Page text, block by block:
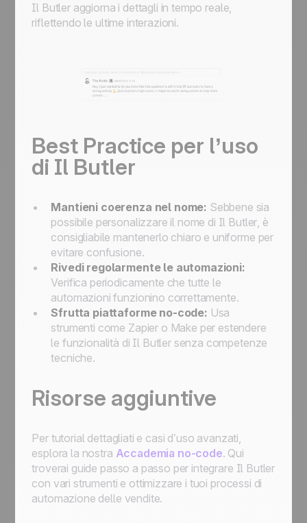
Il Butleraggiorna i dettagli in tempo reale,
riflettendo le ultime interazioni.
Best Practice per l’uso
di Il Butler
Mantieni coerenza nel nome: Sebbene sia
possibile personalizzare il nome di Il Butler, è
consigliabile mantenerlo chiaro e uniforme per
evitare confusione.
Rivedi regolarmente le automazioni:
Verifica periodicamente che tutte le
automazioni funzionino correttamente.
Sfrutta piattaforme no-code: Usa
strumenti come Zapier o Make per estendere
le funzionalità di Il Butlersenza competenze
tecniche.
Risorse aggiuntive
Per tutorial dettagliati e casi d’uso avanzati,
esplora la nostra Accademia no-code. Qui
troverai guide passo a passo per integrare Il Butler
con vari strumenti e ottimizzare i tuoi processi di
automazione delle vendite.